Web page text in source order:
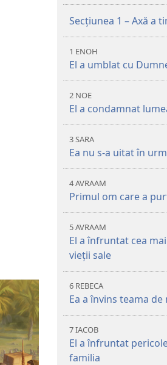
Secțiunea 1 – Axă a
1 ENOH
El a umblat cu
2 NOE
El a condamnat
3 SARA
Ea nu s-a uitat în
4 AVRAAM
Primul om care a
5 AVRAAM
El a înfruntat cea
vieții sale
6 REBECA
Ea a învins teama
7 IACOB
El a înfruntat
familia